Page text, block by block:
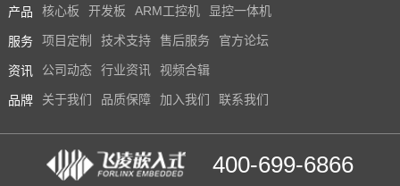
产品 核心板 开发板 ARM工控机 显控一体机
服务 项目定制 技术支持 售后服务 官方论坛
资讯 公司动态 行业资讯 视频合辑
品牌 关于我们 品质保障 加入我们 联系我们
400-699-6866